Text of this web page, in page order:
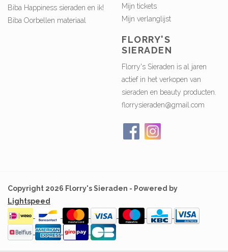
Biba Happiness sieraden en ik!
Biba Oorbellen materiaal
Mijn tickets
Mijn verlanglijst
FLORRY'S
SIERADEN
Florry's Sieraden is al jaren
actief in het verkopen van
sieraden en beauty producten.
florrysieraden@gmail.com
Copyright 2026 Florry's Sieraden - Powered by
Lightspeed